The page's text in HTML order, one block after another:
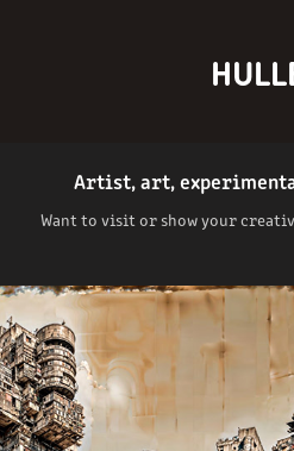
Artist, art,
Want to visit or show your